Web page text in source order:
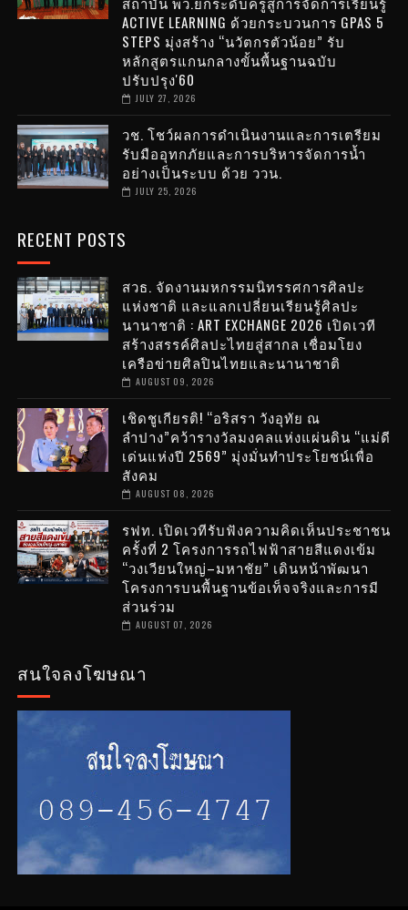
ACTIVE LEARNING ด้วยกระบวนการ GPAS 5
STEPS มุ่งสร้าง “นวัตกรตัวน้อย” รับ
หลักสูตรแกนกลางขั้นพื้นฐานฉบับ
ปรับปรุง'60
JULY 27, 2026
วช. โชว์ผลการดำเนินงานและการเตรียม
รับมืออุทกภัยและการบริหารจัดการน้ำ
อย่างเป็นระบบ ด้วย ววน.
JULY 25, 2026
RECENT POSTS
สวธ. จัดงานมหกรรมนิทรรศการศิลปะ
แห่งชาติ และแลกเปลี่ยนเรียนรู้ศิลปะ
นานาชาติ : ART EXCHANGE 2026 เปิดเวที
สร้างสรรค์ศิลปะไทยสู่สากล เชื่อมโยง
เครือข่ายศิลปินไทยและนานาชาติ
AUGUST 09, 2026
เชิดชูเกียรติ! “อริสรา วังอุทัย ณ
ลำปาง”คว้ารางวัลมงคลแห่งแผ่นดิน “แม่ดี
เด่นแห่งปี 2569” มุ่งมั่นทำประโยชน์เพื่อ
สังคม
AUGUST 08, 2026
รฟท. เปิดเวทีรับฟังความคิดเห็นประชาชน
ครั้งที่ 2 โครงการรถไฟฟ้าสายสีแดงเข้ม
“วงเวียนใหญ่–มหาชัย” เดินหน้าพัฒนา
โครงการบนพื้นฐานข้อเท็จจริงและการมี
ส่วนร่วม
AUGUST 07, 2026
สนใจลงโฆษณา